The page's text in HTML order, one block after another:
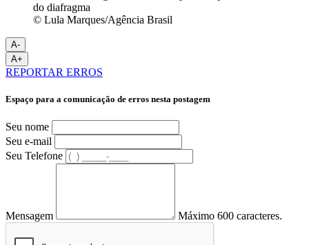
© Lula Marques/Agência Brasil
A-
A+
REPORTAR ERROS
Espaço para a comunicação de erros nesta postagem
Seu nome
Seu e-mail
Seu Telefone
Mensagem Máximo 600 caracteres.